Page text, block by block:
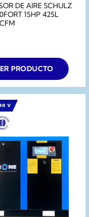
DE AIRE SCHULZ
15HP 425L
PRODUCTO